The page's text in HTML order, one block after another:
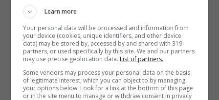
Durante la pandemia da Covid-19, il progetto
ha accelerato su molte attività chiave. In
particolare, è stata rafforzata l’assistenza alle
amministrazioni nell’adozione di strumenti per
lavoro agile
gestione degli incidenti
di sicurezza informatica.
Learn more
Your personal data will be processed and information from
your device (cookies, unique identifiers, and other device
data) may be stored by, accessed by and shared with 319
partners, or used specifically by this site. We and our partners
may use precise geolocation data. List of partners.
Some vendors may process your personal data on the basis
of legitimate interest, which you can object to by managing
your options below. Look for a link at the bottom of this page
or in the site menu to manage or withdraw consent in privacy